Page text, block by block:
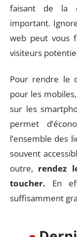
faisant de la
important.
web peut vous
visiteurs
Pour rendre le
pour les
sur les
permet
l’ensemble des
souvent
outre, rendez
toucher. En
suffisamment